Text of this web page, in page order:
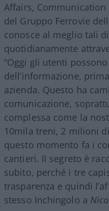
Affairs,
del Gruppo Ferrovie
conosce al meglio tali
quotidianamente
“Oggi gli utenti
dell’informazione,
azienda. Questo ha
comunicazione,
complessa come la
10mila treni, 2 milioni
questo momento fa i
cantieri. Il segreto è
subito, perché i tre
trasparenza e quindi
stesso Inchingolo a